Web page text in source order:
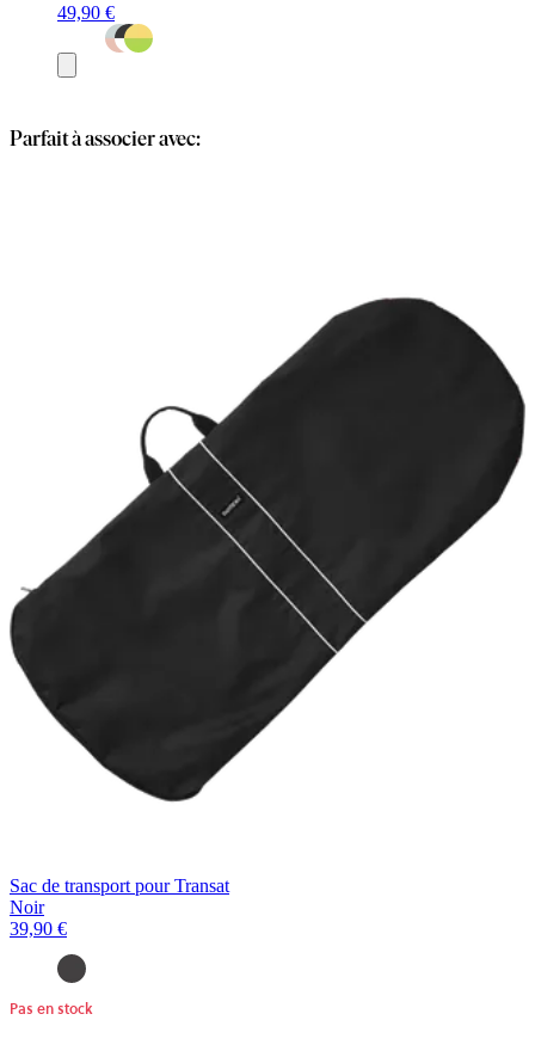
49,90 €
au
Parfait à associer avec:
Sac de transport pour Transat
Noir
39,90 €
Pas en stock